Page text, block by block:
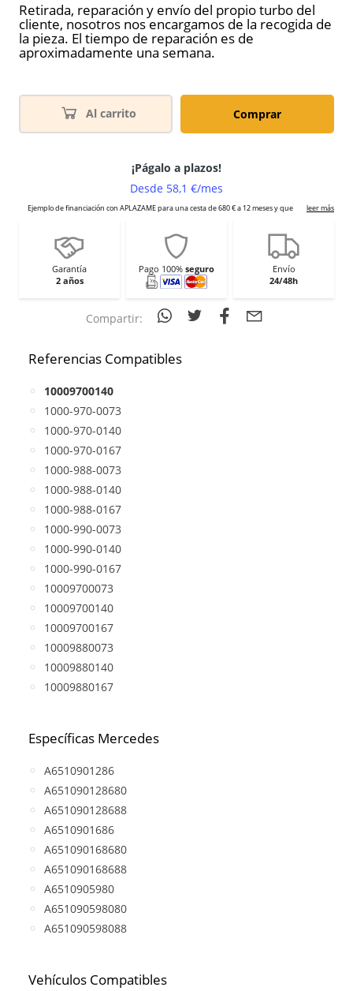
Retirada, reparación y envío del propio turbo del
cliente, nosotros nos encargamos de la recogida de
la pieza. El tiempo de reparación es de
aproximadamente una semana.
Al carrito Comprar
Garantía
2 años
Pago 100% seguro
Envío
24/48h
Compartir:
Referencias Compatibles
10009700140
1000-970-0073
1000-970-0140
1000-970-0167
1000-988-0073
1000-988-0140
1000-988-0167
1000-990-0073
1000-990-0140
1000-990-0167
10009700073
10009700140
10009700167
10009880073
10009880140
10009880167
Específicas Mercedes
A6510901286
A651090128680
A651090128688
A6510901686
A651090168680
A651090168688
A6510905980
A651090598080
A651090598088
Vehículos Compatibles